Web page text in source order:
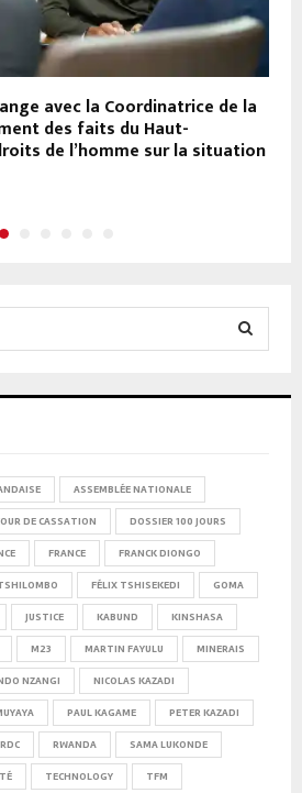
avec la Coordinatrice de la
des faits du Haut-
de l’homme sur la situation
ASSEMBLÉE NATIONALE
DE CASSATION DOSSIER 100 JOURS
FRANCE FRANCK DIONGO
FÉLIX TSHISEKEDI GOMA
JUSTICE KABUND KINSHASA
M23 MARTIN FAYULU MINERAIS
NZANGI NICOLAS KAZADI
PAUL KAGAME PETER KAZADI
RDC RWANDA SAMA LUKONDE
TECHNOLOGY TFM